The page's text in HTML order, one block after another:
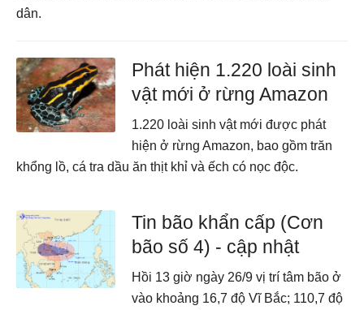
dân.
Phát hiện 1.220 loài sinh
vật mới ở rừng Amazon
1.220 loài sinh vật mới được phát
hiện ở rừng Amazon, bao gồm trăn
khổng lồ, cá tra dầu ăn thịt khỉ và ếch có nọc độc.
Tin bão khẩn cấp (Cơn
bão số 4) - cập nhật
Hồi 13 giờ ngày 26/9 vị trí tâm bão ở
vào khoảng 16,7 độ Vĩ Bắc; 110,7 độ